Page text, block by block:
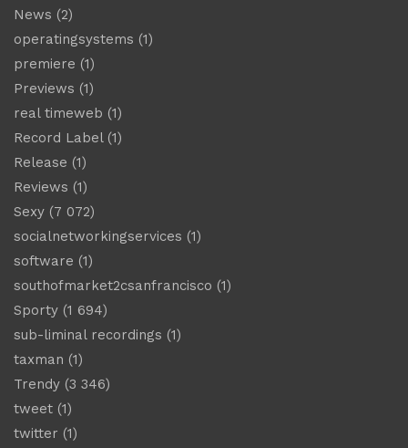
News (2)
operatingsystems (1)
premiere (1)
Previews (1)
real timeweb (1)
Record Label(1)
Release (1)
Reviews (1)
Sexy (7 072)
socialnetworkingservices (1)
software (1)
southofmarket2csanfrancisco (1)
Sporty (1 694)
sub-liminal recordings (1)
taxman (1)
Trendy (3 346)
tweet (1)
twitter (1)